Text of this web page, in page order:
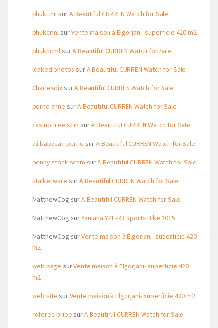
phukitmlsurA Beautiful CURREN Watch for Sale
phukcrmlsurVente maison à Elgorjani- superficie 420 m2
phukhdmlsurA Beautiful CURREN Watch for Sale
leaked photos surA Beautiful CURREN Watch for Sale
CharlesdixsurA Beautiful CURREN Watch for Sale
porno anne surA Beautiful CURREN Watch for Sale
casino free spin surA Beautiful CURREN Watch for Sale
ali babacan porno surA Beautiful CURREN Watch for Sale
penny stock scam surA Beautiful CURREN Watch for Sale
stalkerware surA Beautiful CURREN Watch for Sale
MatthewCog surA Beautiful CURREN Watch for Sale
MatthewCog surYamaha YZF-R3 Sports Bike 2015
MatthewCog surVente maison à Elgorjani- superficie 420
m2
web page surVente maison à Elgorjani- superficie 420
m2
web site surVente maison à Elgorjani- superficie 420 m2
referee bribe surA Beautiful CURREN Watch for Sale